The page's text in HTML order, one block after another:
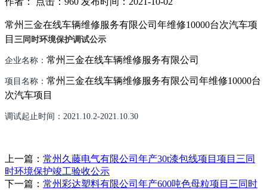
常州三金在线车辆维修服务有限公司年维修10000台次汽车项
目 三同时环境保护调试公示
企业名称： 常州三金在线车辆维修服务有限公司
项目名称： 常州三金在线车辆维修服务有限公司年维修10000台
次汽车项目
调试起止时间： 2021.10.2-2021.10.30
上一篇： ​常州久藤电气有限公司年产30t漆包线项目项目三同
时环境保护竣工验收公示
下一篇： 常州彩达塑料有限公司年产600吨色母粒项目三同时